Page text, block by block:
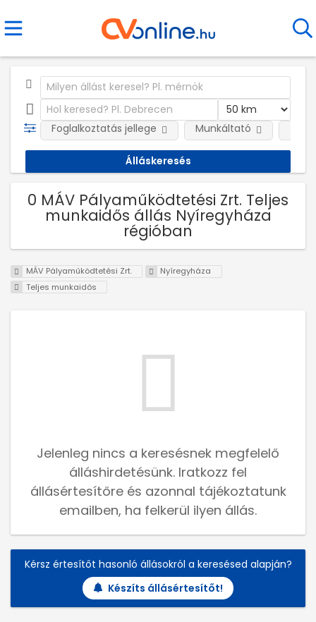
Foglalkoztatás jellege Munkáltató
0 MÁV Pályaműködtetési Zrt. Teljes
munkaidős állás Nyíregyháza
régióban
MÁV Pályaműködtetési Zrt.
Nyíregyháza
Teljes munkaidős
Jelenleg nincs a keresésnek megfelelő
álláshirdetésünk. Iratkozz fel
állásértesítőre és azonnal tájékoztatunk
emailben, ha felkerül ilyen állás.
Kérsz értesítőt hasonló állásokról a keresésed alapján?
Készíts állásértesítőt!